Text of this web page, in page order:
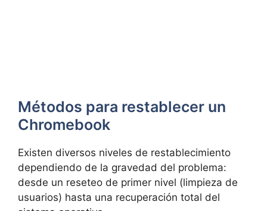
Métodos para restablecer un
Chromebook
Existen diversos niveles de restablecimiento
dependiendo de la gravedad del problema:
desde un reseteo de primer nivel (limpieza de
usuarios) hasta una recuperación total del